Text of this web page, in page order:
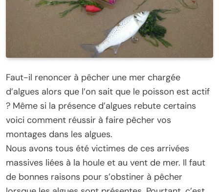
Faut-il renoncer à pêcher une mer chargée
d’algues alors que l’on sait que le poisson est actif
? Même si la présence d’algues rebute certains
voici comment réussir à faire pêcher vos
montages dans les algues.
Nous avons tous été victimes de ces arrivées
massives liées à la houle et au vent de mer. Il faut
de bonnes raisons pour s’obstiner à pêcher